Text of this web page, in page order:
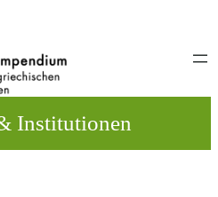
Institutionen